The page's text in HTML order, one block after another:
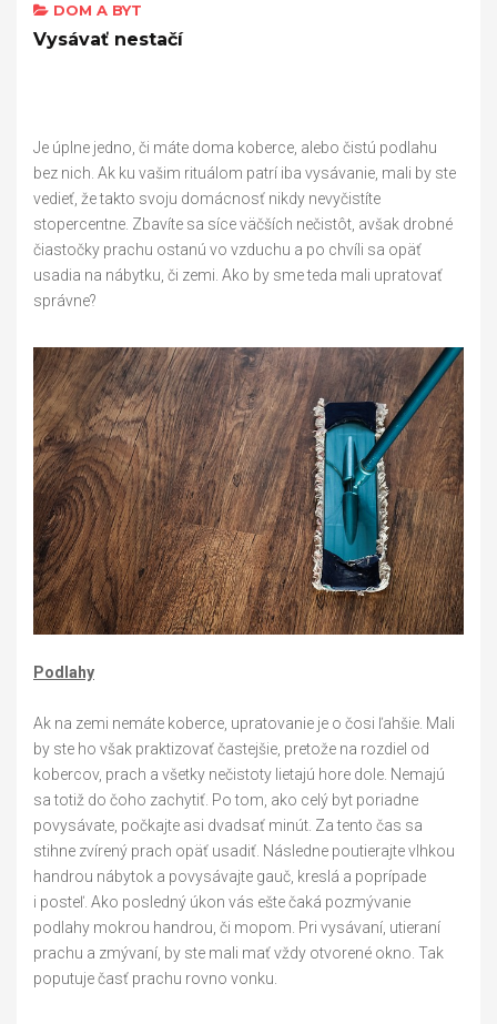
DOM A BYT
Vysávať nestačí
Je úplne jedno, či máte doma koberce, alebo čistú podlahu
bez nich. Ak ku vašim rituálom patrí iba vysávanie, mali by ste
vedieť, že takto svoju domácnosť nikdy nevyčistíte
stopercentne. Zbavíte sa síce väčších nečistôt, avšak drobné
čiastočky prachu ostanú vo vzduchu a po chvíli sa opäť
usadia na nábytku, či zemi. Ako by sme teda mali upratovať
správne?
Podlahy
Ak na zemi nemáte koberce, upratovanie je o čosi ľahšie. Mali
by ste ho však praktizovať častejšie, pretože na rozdiel od
kobercov, prach a všetky nečistoty lietajú hore dole. Nemajú
sa totiž do čoho zachytiť. Po tom, ako celý byt poriadne
povysávate, počkajte asi dvadsať minút. Za tento čas sa
stihne zvírený prach opäť usadiť. Následne poutierajte vlhkou
handrou nábytok a povysávajte gauč, kreslá a poprípade
i posteľ. Ako posledný úkon vás ešte čaká pozmývanie
podlahy mokrou handrou, či mopom. Pri vysávaní, utieraní
prachu a zmývaní, by ste mali mať vždy otvorené okno. Tak
poputuje časť prachu rovno vonku.